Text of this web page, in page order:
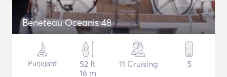
Beneteau Oceanis 48
Purjejaht
52 ft
16 m
11 Cruising 5